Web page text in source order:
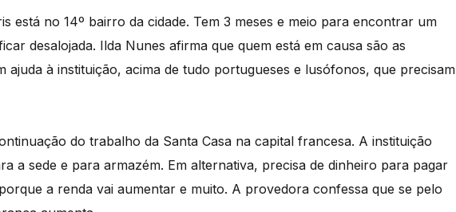
está no 14º bairro da cidade. Tem 3 meses e meio para encontrar um
desalojada. Ilda Nunes afirma que quem está em causa são as
ajuda à instituição, acima de tudo portugueses e lusófonos, que precisam
do trabalho da Santa Casa na capital francesa. A instituição
a sede e para armazém. Em alternativa, precisa de dinheiro para pagar
a renda vai aumentar e muito. A provedora confessa que se pelo